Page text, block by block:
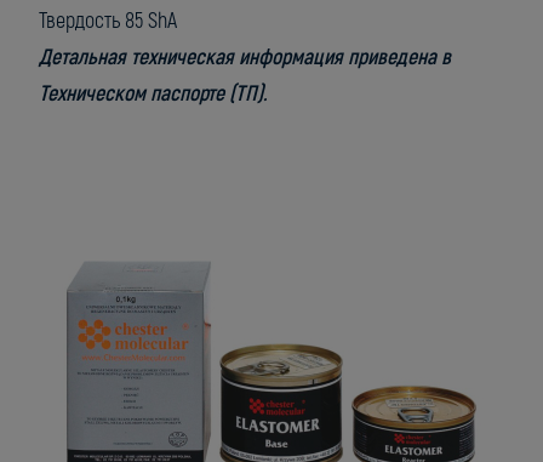
Твердость 85 ShA
Детальная техническая информация приведена в
Техническом паспорте (ТП).